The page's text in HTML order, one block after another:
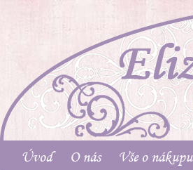
Úvod O nás Vše o nákupu